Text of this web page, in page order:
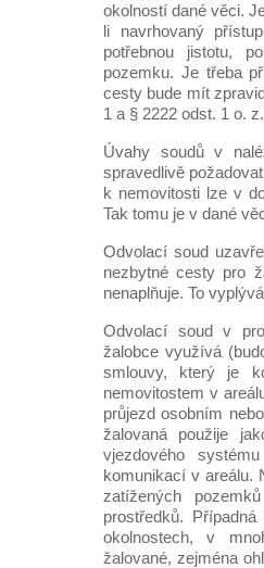
okolností dané věci.
li navrhovaný
potřebnou jistotu,
pozemku. Je třeba
cesty bude mít
1 a § 2222 odst. 1 o.
Úvahy soudů v
spravedlivě
k nemovitosti lze v
Tak tomu je v dané
Odvolací soud
nezbytné cesty pro
nenaplňuje. To
Odvolací soud v
žalobce využívá
smlouvy, který je
nemovitostem v
průjezd osobním
žalovaná použije
vjezdového
komunikací v areálu.
zatížených
prostředků.
okolnostech, v
žalované, zejména